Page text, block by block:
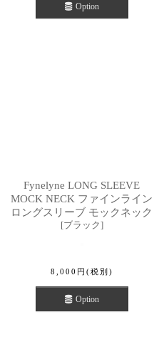
Option
Fynelyne LONG SLEEVE
MOCK NECK ファインライン
ロングスリーブ モックネック
[ブラック]
8,000 円 (税別)
Option